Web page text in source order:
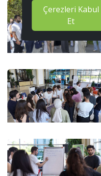
Çerezleri Kabul
Et